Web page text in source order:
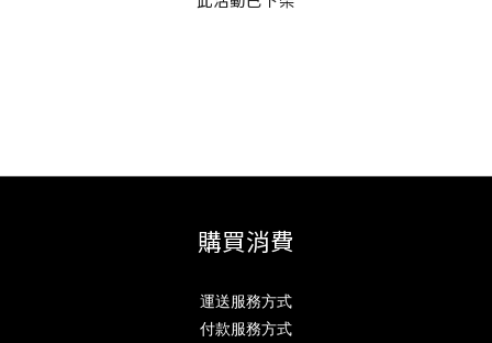
購買消費
運送服務方式
付款服務方式